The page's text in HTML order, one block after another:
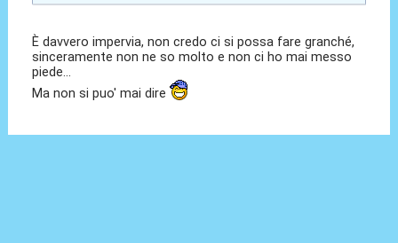
È davvero impervia, non credo ci si possa fare granché,
sinceramente non ne so molto e non ci ho mai messo
piede...
Ma non si puo' mai dire